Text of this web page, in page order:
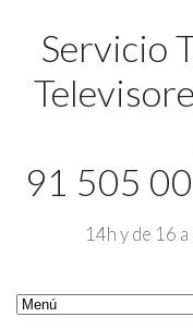
Servicio
91 505
14h y de 16